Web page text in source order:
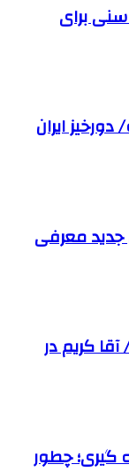
برای
ایران
فصل جدید معرفی
آقا کریم در
گیری؛ چطور